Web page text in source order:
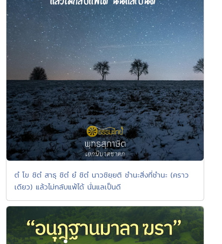
ตํ โข ชิตํ สาธุ ชิตํ ยํ ชิตํ นาวชิยฺยติ ชำนะสิ่งที่ชำนะ (คราว
เดียว) แล้วไม่กลับแพ้ได้ นั่นแลเป็นดี